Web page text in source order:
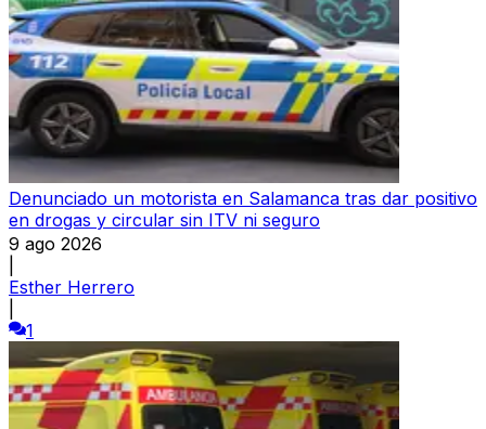
Denunciado un motorista en Salamanca tras dar positivo
en drogas y circular sin ITV ni seguro
9 ago 2026
Esther Herrero
1